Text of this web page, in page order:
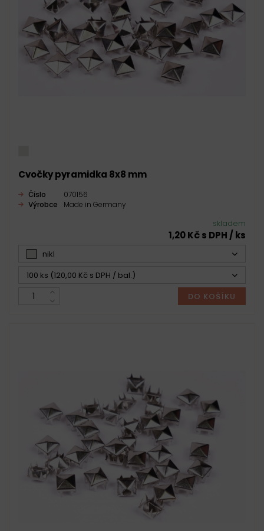
Cvočky pyramidka 8x8 mm
Číslo
070156
Výrobce
Made in Germany
skladem
1,20 Kč s DPH / ks
nikl
100 ks (120,00 Kč s DPH / bal.)
DO KOŠÍKU